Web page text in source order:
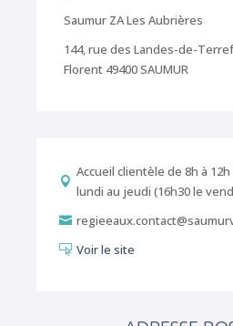
Saumur ZA Les Aubrières
144, rue des Landes-de-
Florent 49400 SAUMUR

Accueil clientèle de 8h à
lundi au jeudi (16h30 le

 Voir le site